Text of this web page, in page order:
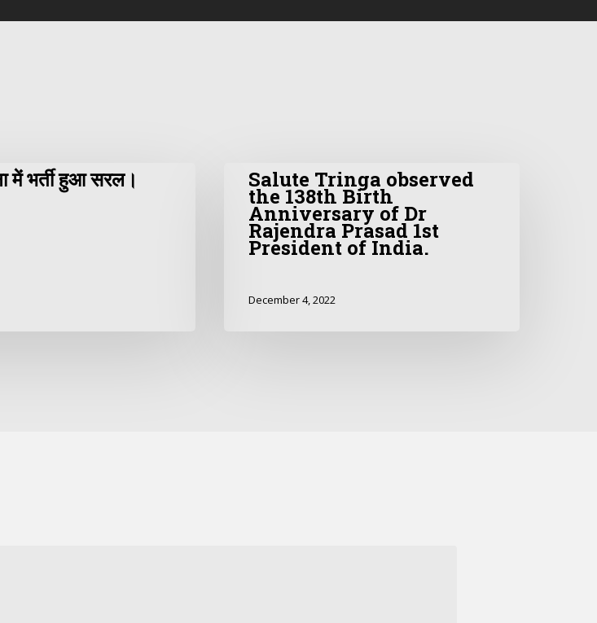
में भर्ती हुआ सरल। Salute Tringa observed
the 138th Birth
Anniversary of Dr
Rajendra Prasad 1st
President of India.
December 4, 2022